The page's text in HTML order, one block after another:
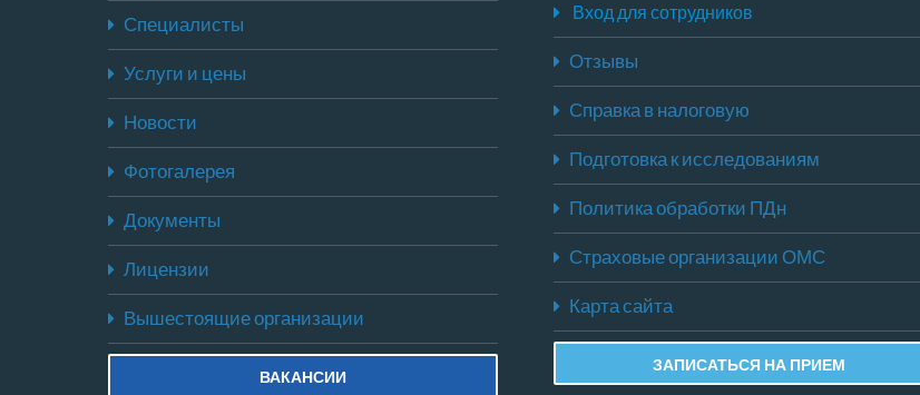
Специалисты
Услуги и цены
Новости
Фотогалерея
Документы
Лицензии
Вышестоящие организации
ВАКАНСИИ
Вход для сотрудников
Отзывы
Справка в налоговую
Подготовка к исследованиям
Политика обработки ПДн
Страховые организации ОМС
Карта сайта
ЗАПИСАТЬСЯ НА ПРИЕМ